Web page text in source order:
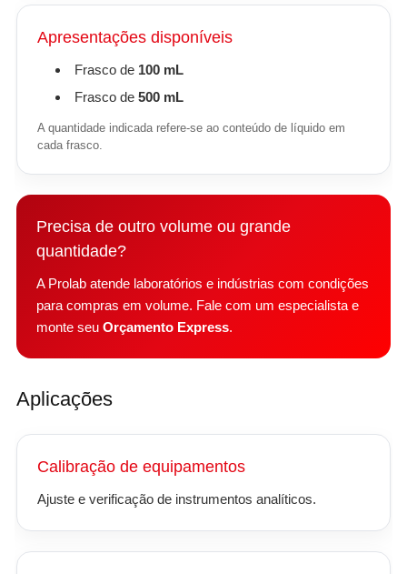
Apresentações disponíveis
Frasco de 100 mL
Frasco de 500 mL
A quantidade indicada refere-se ao conteúdo de líquido em
cada frasco.
Precisa de outro volume ou grande
quantidade?
A Prolab atende laboratórios e indústrias com condições
para compras em volume. Fale com um especialista e
monte seu Orçamento Express.
Aplicações
Calibração de equipamentos
Ajuste e verificação de instrumentos analíticos.